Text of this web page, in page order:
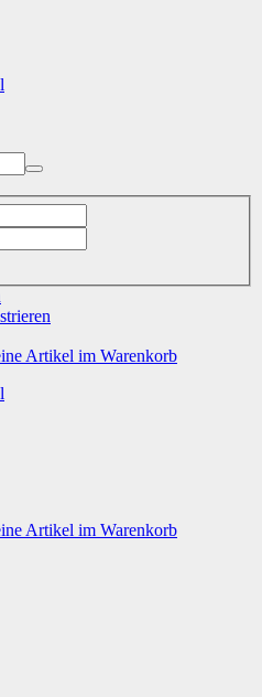
Artikel im Warenkorb
Artikel im Warenkorb